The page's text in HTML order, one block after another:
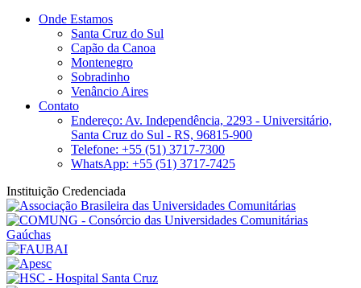
Onde Estamos
Santa Cruz do Sul
Capão da Canoa
Montenegro
Sobradinho
Venâncio Aires
Contato
Endereço: Av. Independência, 2293 - Universitário,
Santa Cruz do Sul - RS, 96815-900
Telefone: +55 (51) 3717-7300
WhatsApp: +55 (51) 3717-7425
Instituição Credenciada